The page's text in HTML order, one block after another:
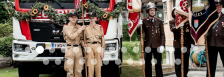
Aktuell 046
Aktuell 047
Start 011Aktuell 044
Aktuell 043
Aktuell 041
Aktuell 042
Aktuell 035
Aktuell 031
Aktuell 032
Aktuell 033
Aktuell 029
Aktuell 027
Aktuell 026
Start
Aktuell 024
Aktuell 019
Auto 010Start 010Start 002
Auto 002
Auto 009Auto 006Start 008
Start 005Start 003Start 006